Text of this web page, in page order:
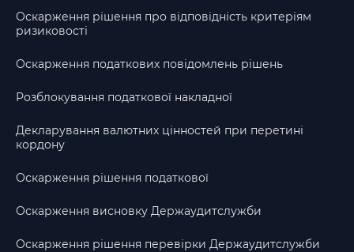
Оскарження рішення про відповідність критеріям
ризиковості
Оскарження податкових повідомлень рішень
Розблокування податкової накладної
Декларування валютних цінностей при перетині
кордону
Оскарження рішення податкової
Оскарження висновку Держаудитслужби
Оскарження рішення перевірки Держаудитслужби